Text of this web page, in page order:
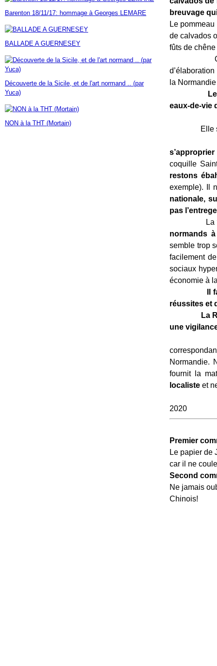
Janvier(7)
Février(9)
Janvier(18)
Mars(60)
Février(24)
Janvier(23)
Avril(14)
Mars (17)
Février(46)
Janvier (35)
Barenton 18/11/17: hommage à Georges LEMARE
BALLADE A GUERNESEY
Découverte de la Sicile, et de l'art normand .. (par
Yuca)
NON à la THT (Mortain)
breuvage
Le
de calvados
fûts de
la
eaux-de-vie
Elle
Nous
coquille
restons
exemple). Il
nationale,
pas
La vraie
normands
semble trop
facilement
sociaux
économie à
Il faut
réussites et
La
une
C’est le
Normandie.
fournit la
localiste et
2020
Premier
Le papier de
car il ne
Second
Ne jamais
Chinois!